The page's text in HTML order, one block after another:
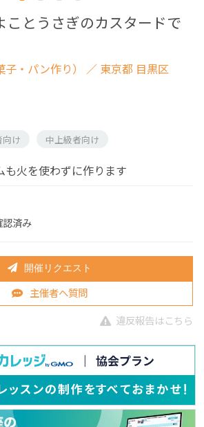
ことうさぎのカスタードで
・パン作り） ／ 東京都 目黒区
向け 中上級者向け
も火を使わずに作ります
認済み
開催リクエスト
主催者へ質問
違反報告はこちら